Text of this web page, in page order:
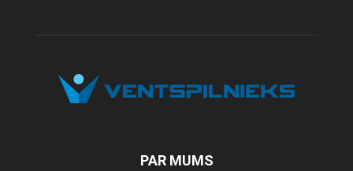
PAR MUMS